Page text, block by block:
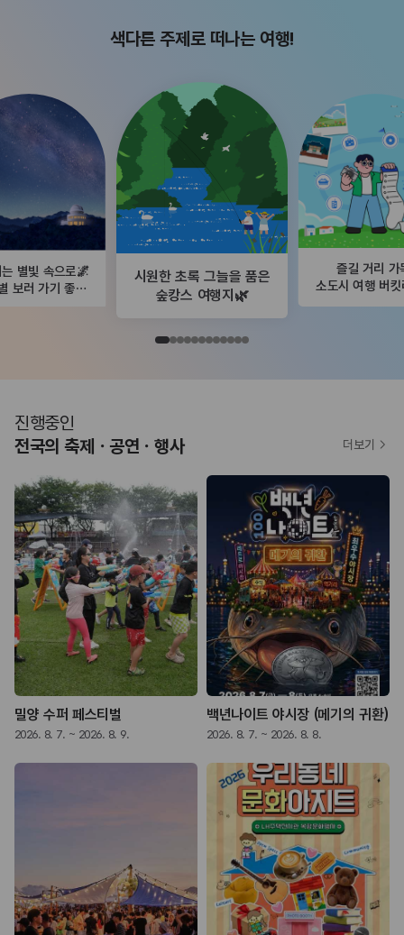
색다른 주제로 떠나는 여행!
별빛 속으로🌌
보러 가기 좋은
시원한 초록 그늘을 품은
숲캉스 여행지🌿
즐길 거리 가
소도시 여행 버킷
진행중인
전국의 축제ㆍ공연ㆍ행사
밀양 수퍼 페스티벌
2026. 8. 7. ~ 2026. 8. 9.
백년나이트 야시장 (메기의 귀환)
2026. 8. 7. ~ 2026. 8. 8.
더보기